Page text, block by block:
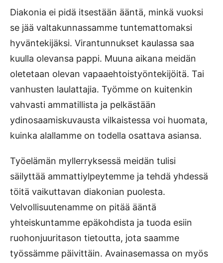
Diakonia ei pidä itsestään ääntä, minkä vuoksi
se jää valtakunnassamme tuntemattomaksi
hyväntekijäksi. Virantunnukset kaulassa saa
kuulla olevansa pappi. Muuna aikana meidän
oletetaan olevan vapaaehtoistyöntekijöitä. Tai
vanhusten laulattajia. Työmme on kuitenkin
vahvasti ammatillista ja pelkästään
ydinosaamiskuvausta vilkaistessa voi huomata,
kuinka alallamme on todella osattava asiansa.
Työelämän myllerryksessä meidän tulisi
säilyttää ammattiylpeytemme ja tehdä yhdessä
töitä vaikuttavan diakonian puolesta.
Velvollisuutenamme on pitää ääntä
yhteiskuntamme epäkohdista ja tuoda esiin
ruohonjuuritason tietoutta, jota saamme
työssämme päivittäin. Avainasemassa on myös